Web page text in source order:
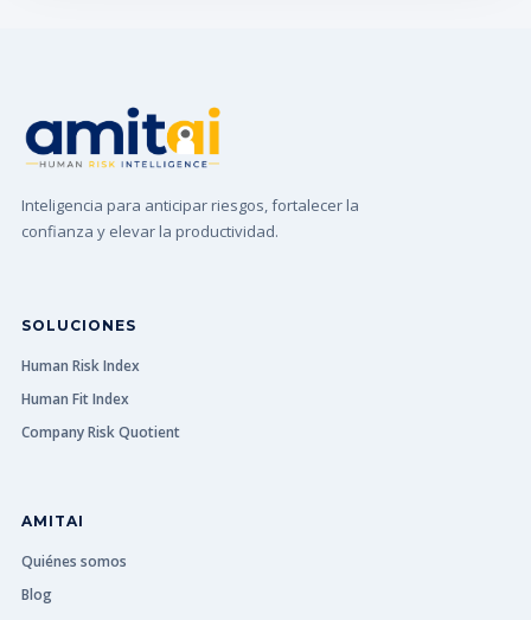
Inteligencia para anticipar riesgos, fortalecer la
confianza y elevar la productividad.
SOLUCIONES
Human Risk Index
Human Fit Index
Company Risk Quotient
AMITAI
Quiénes somos
Blog